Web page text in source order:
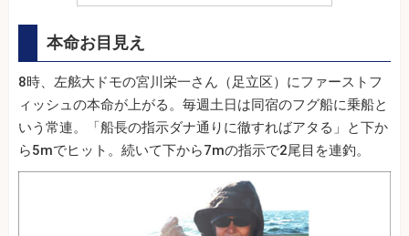
本命お目見え
8時、左舷大ドモの宮川栄一さん（足立区）にファーストフ
ィッシュの本命が上がる。毎週土日は同宿のフグ船に乗船と
いう常連。「船長の指示ダナ通りに徹すればアタる」と下か
ら5mでヒット。続いて下から7mの指示で2尾目を連釣。